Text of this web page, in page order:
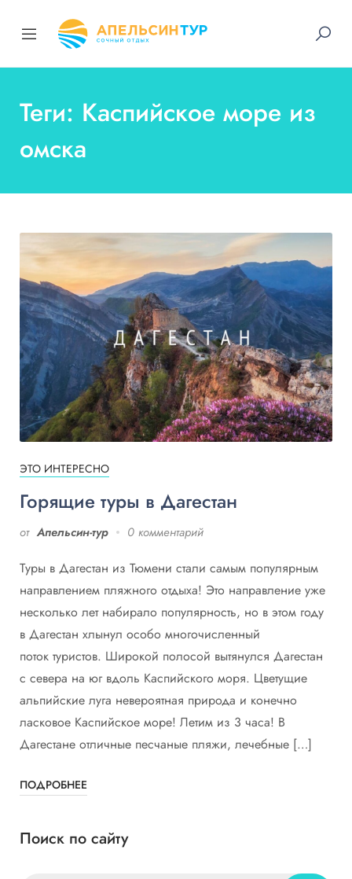
Теги: Каспийское море из
омска
ЭТО ИНТЕРЕСНО
Горящие туры в Дагестан
от Апельсин-тур 0 комментарий
Туры в Дагестан из Тюмени стали самым популярным
направлением пляжного отдыха! Это направление уже
несколько лет набирало популярность, но в этом году
в Дагестан хлынул особо многочисленный
поток туристов. Широкой полосой вытянулся Дагестан
с севера на юг вдоль Каспийского моря. Цветущие
альпийские луга невероятная природа и конечно
ласковое Каспийское море! Летим из 3 часа! В
Дагестане отличные песчаные пляжи, лечебные […]
ПОДРОБНЕЕ
Поиск по сайту